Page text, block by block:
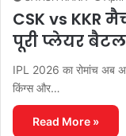
CSK vs KKR
पूरी प्लेयर बैटल
IPL 2026 का रोमांच अब
किंग्स और…
Read More »